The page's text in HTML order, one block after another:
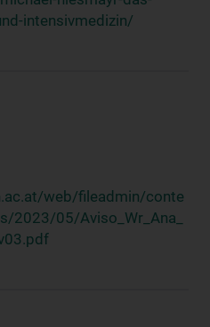
intensivmedizin/
web/fileadmin/conte
05/Aviso_Wr_Ana_